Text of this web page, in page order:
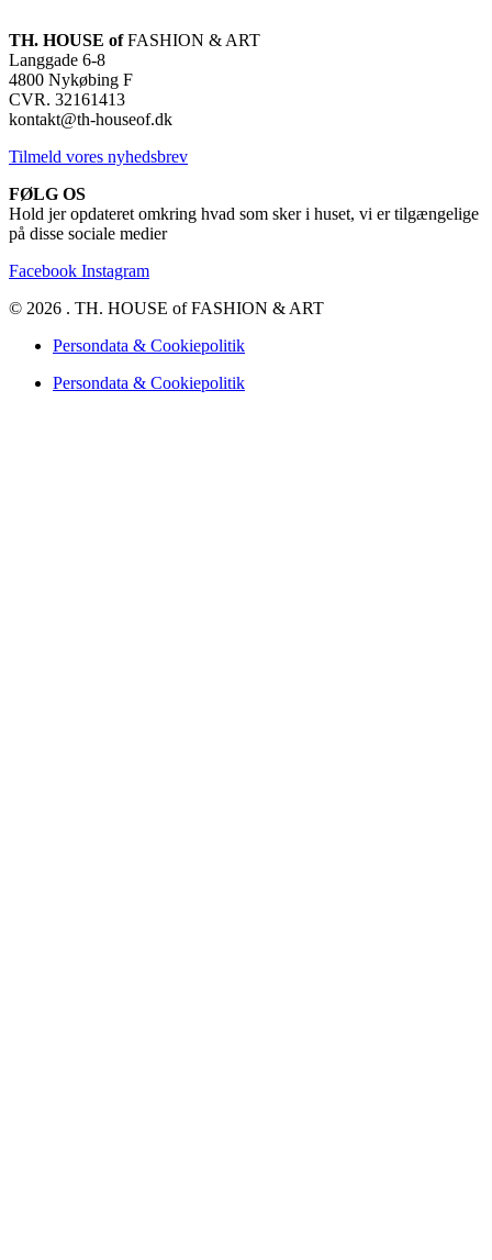
TH. HOUSE ofFASHION & ART
Langgade 6-8
4800 Nykøbing F
CVR. 32161413
kontakt@th-houseof.dk
Tilmeld vores nyhedsbrev
FØLG OS
Hold jer opdateret omkring hvad som sker i huset, vi er tilgængelige
på disse sociale medier
Facebook Instagram
© 2026 . TH. HOUSE of FASHION & ART
Persondata & Cookiepolitik
Persondata & Cookiepolitik